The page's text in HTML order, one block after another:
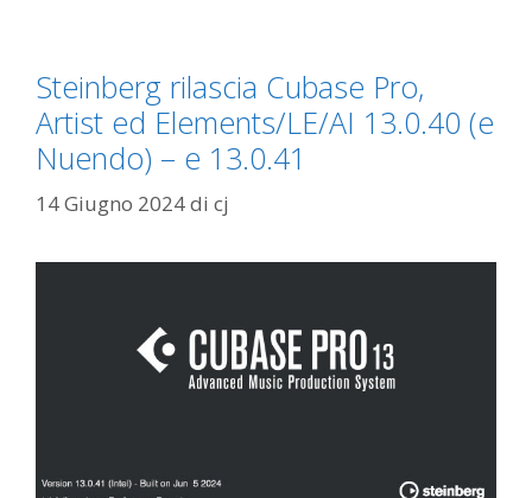
Steinberg rilascia Cubase Pro,
Artist ed Elements/LE/AI 13.0.40 (e
Nuendo) – e 13.0.41
14 Giugno 2024di cj